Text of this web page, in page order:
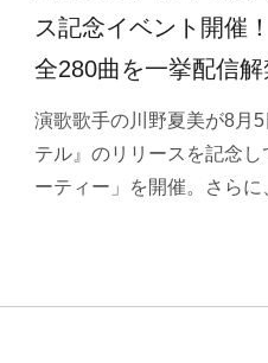
ス記念イベント開催
全280曲を一挙配信解
演歌歌手の川野夏美が8月
テル』のリリースを記念
ーティー」を開催。さら